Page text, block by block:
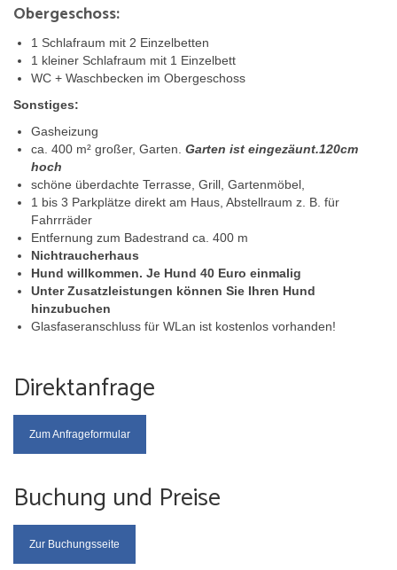
Obergeschoss:
1 Schlafraum mit 2 Einzelbetten
1 kleiner Schlafraum mit 1 Einzelbett
WC + Waschbecken im Obergeschoss
Sonstiges:
Gasheizung
ca. 400 m² großer, Garten. Garten ist eingezäunt.120cm
hoch
schöne überdachte Terrasse, Grill, Gartenmöbel,
1 bis 3 Parkplätze direkt am Haus, Abstellraum z. B. für
Fahrrräder
Entfernung zum Badestrand ca. 400 m
Nichtraucherhaus
Hund willkommen. Je Hund 40 Euro einmalig
Unter Zusatzleistungen können Sie Ihren Hund
hinzubuchen
Glasfaseranschluss für WLan ist kostenlos vorhanden!
Direktanfrage
Zum Anfrageformular
Buchung und Preise
Zur Buchungsseite